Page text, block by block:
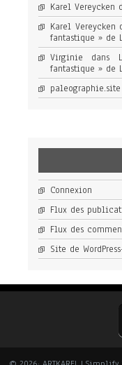
Karel Vereycken
Karel Vereycken
fantastique » de
Virginie dans
fantastique » de
paleographie.site
Connexion
Flux des
Flux des
Site de